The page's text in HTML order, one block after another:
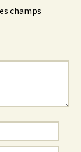
champs